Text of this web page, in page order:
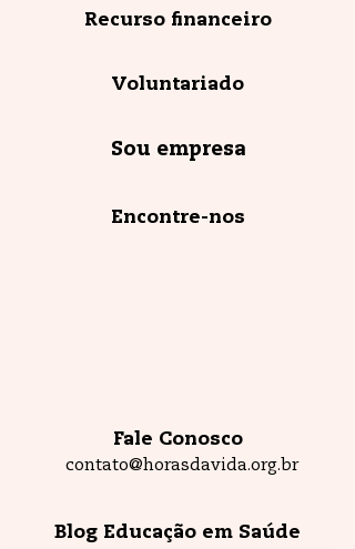
Recurso financeiro
Voluntariado
Sou empresa
Encontre-nos
Fale Conosco
contato@horasdavida.org.br
Blog Educação em Saúde